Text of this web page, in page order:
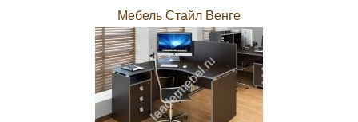
Мебель Стайл Венге